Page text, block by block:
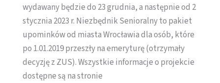
wydawany będzie do 23 grudnia, a następnie od 2
stycznia 2023 r. Niezbędnik Senioralny to pakiet
upominków od miasta Wrocławia dla osób, które
po 1.01.2019 przeszły na emeryturę (otrzymały
decyzję z ZUS). Wszystkie informacje o projekcie
dostępne są na stronie